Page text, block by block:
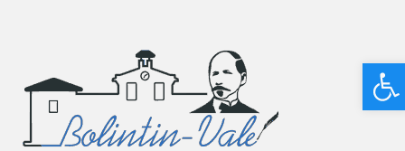
Deschide bara de unelte